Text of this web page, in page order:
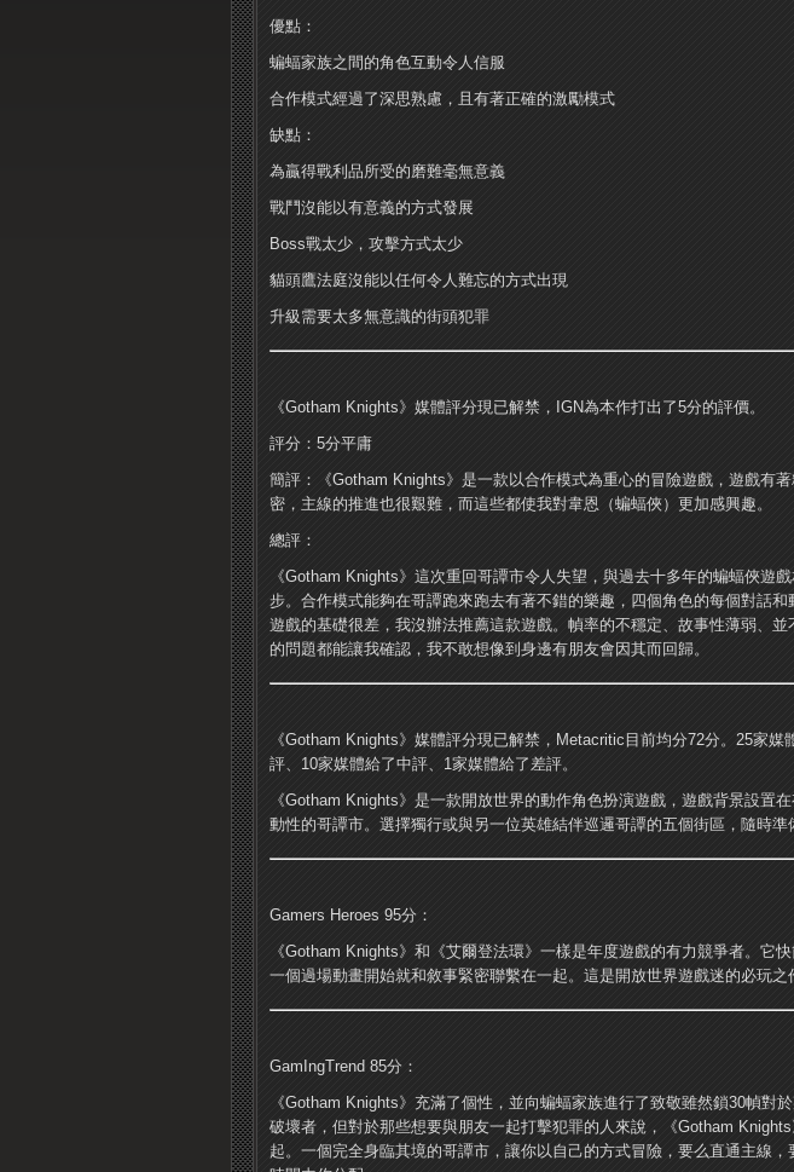
優點：
蝙蝠家族之間的角色互動令人信服
合作模式經過了深思熟慮，且有著正確的激勵模式
缺點：
為贏得戰利品所受的磨難毫無意義
戰鬥沒能以有意義的方式發展
Boss戰太少，攻擊方式太少
貓頭鷹法庭沒能以任何令人難忘的方式出現
升級需要太多無意識的街頭犯罪
《Gotham Knights》媒體評分現已解禁，IGN為本作打出了5分的評價。
評分：5分平庸
簡評：《Gotham Knights》是一款以合作模式為重心的冒險遊戲，遊戲有
密，主線的推進也很艱難，而這些都使我對韋恩（蝙蝠俠）更加感興趣。
總評：
《Gotham Knights》這次重回哥譚市令人失望，與過去十多年的蝙蝠俠遊
步。合作模式能夠在哥譚跑來跑去有著不錯的樂趣，四個角色的每個對話
遊戲的基礎很差，我沒辦法推薦這款遊戲。幀率的不穩定、故事性薄弱、
的問題都能讓我確認，我不敢想像到身邊有朋友會因其而回歸。
《Gotham Knights》媒體評分現已解禁，Metacritic目前均分72分。25家媒
評、10家媒體給了中評、1家媒體給了差評。
《Gotham Knights》是一款開放世界的動作角色扮演遊戲，遊戲背景設置
動性的哥譚市。選擇獨行或與另一位英雄結伴巡邏哥譚的五個街區，隨時準
Gamers Heroes 95分：
《Gotham Knights》和《艾爾登法環》一樣是年度遊戲的有力競爭者。它
一個過場動畫開始就和敘事緊密聯繫在一起。這是開放世界遊戲迷的必玩之
GamIngTrend 85分：
《Gotham Knights》充滿了個性，並向蝙蝠家族進行了致敬雖然鎖30幀對
破壞者，但對於那些想要與朋友一起打擊犯罪的人來說，《Gotham
起。一個完全身臨其境的哥譚市，讓你以自己的方式冒險，要么直通主線